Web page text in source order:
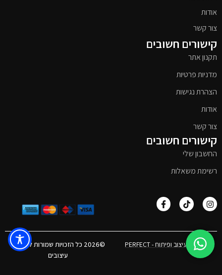
אודות
צור קשר
קישורים חשובים
תקנון אתר
מדניות פרטיות
הצהרת נגישות
אודות
צור קשר
קישורים חשובים
החשבון שלי
רשימת משאלות
אפיון, עיצוב ופיתוח - PERFECT
©2026 כל הזכויות שמורות לטימבר
עיצובים